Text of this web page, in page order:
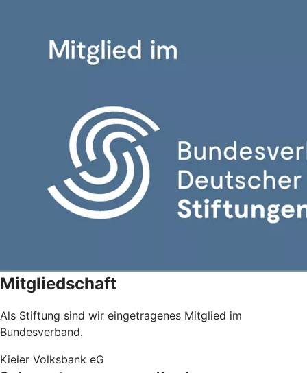
Mitgliedschaft
Als Stiftung sind wir eingetragenes Mitglied im
Bundesverband.
Kieler Volksbank eG